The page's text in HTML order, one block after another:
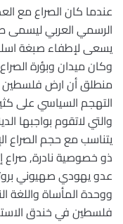
عندما كان الصراع مع
الرسمي العربي ليسمى
يسعى لإطفاء صبغة
وكان ميدان وبؤرة
منطلق أن ارض
التهجم السياسي على
والتي لاتقوم بواجبها
يتناسب مع حجم الصراع
ذو خصوصية نادرة,
عدو يهودي صهيوني
ووحدة المأساة
فلسطين في خندق